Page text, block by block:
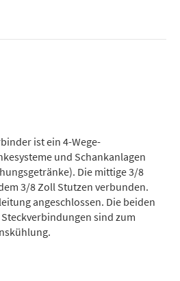
ist ein 4-Wege-
und Schankanlagen
Die mittige 3/8
3/8 Zoll Stutzen verbunden.
angeschlossen. Die beiden
sind zum